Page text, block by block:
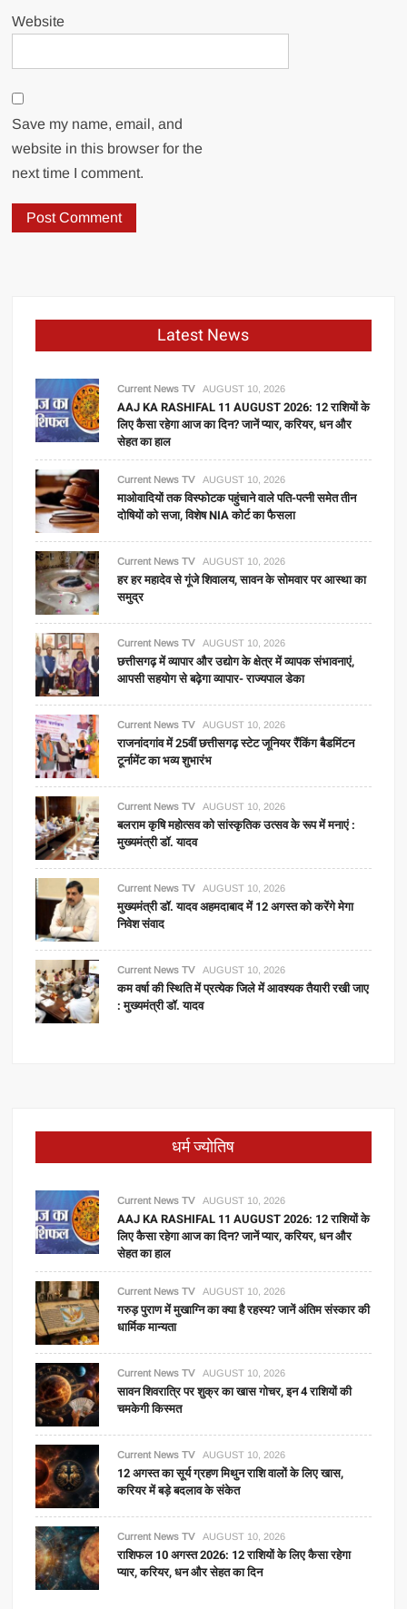
Website
Save my name, email, and
website in this browser for the
next time I comment.
Latest News
Current News TV AUGUST 10, 2026
AAJ KA RASHIFAL 11 AUGUST 2026: 12 राशियों के
लिए कैसा रहेगा आज का दिन? जानें प्यार, करियर, धन और
सेहत का हाल
Current News TV AUGUST 10, 2026
माओवादियों तक विस्फोटक पहुंचाने वाले पति-पत्नी समेत तीन
दोषियों को सजा, विशेष NIA कोर्ट का फैसला
Current News TV AUGUST 10, 2026
हर हर महादेव से गूंजे शिवालय, सावन के सोमवार पर आस्था का
समुद्र
Current News TV AUGUST 10, 2026
छत्तीसगढ़ में व्यापार और उद्योग के क्षेत्र में व्यापक संभावनाएं,
आपसी सहयोग से बढ़ेगा व्यापार- राज्यपाल डेका
Current News TV AUGUST 10, 2026
राजनांदगांव में 25वीं छत्तीसगढ़ स्टेट जूनियर रैंकिंग बैडमिंटन
टूर्नामेंट का भव्य शुभारंभ
Current News TV AUGUST 10, 2026
बलराम कृषि महोत्सव को सांस्कृतिक उत्सव के रूप में मनाएं :
मुख्यमंत्री डॉ. यादव
Current News TV AUGUST 10, 2026
मुख्यमंत्री डॉ. यादव अहमदाबाद में 12 अगस्त को करेंगे मेगा
निवेश संवाद
Current News TV AUGUST 10, 2026
कम वर्षा की स्थिति में प्रत्येक जिले में आवश्यक तैयारी रखी जाए
: मुख्यमंत्री डॉ. यादव
धर्म ज्योतिष
Current News TV AUGUST 10, 2026
AAJ KA RASHIFAL 11 AUGUST 2026: 12 राशियों के
लिए कैसा रहेगा आज का दिन? जानें प्यार, करियर, धन और
सेहत का हाल
Current News TV AUGUST 10, 2026
गरुड़ पुराण में मुखाग्नि का क्या है रहस्य? जानें अंतिम संस्कार की
धार्मिक मान्यता
Current News TV AUGUST 10, 2026
सावन शिवरात्रि पर शुक्र का खास गोचर, इन 4 राशियों की
चमकेगी किस्मत
Current News TV AUGUST 10, 2026
12 अगस्त का सूर्य ग्रहण मिथुन राशि वालों के लिए खास,
करियर में बड़े बदलाव के संकेत
Current News TV AUGUST 10, 2026
राशिफल 10 अगस्त 2026: 12 राशियों के लिए कैसा रहेगा
प्यार, करियर, धन और सेहत का दिन